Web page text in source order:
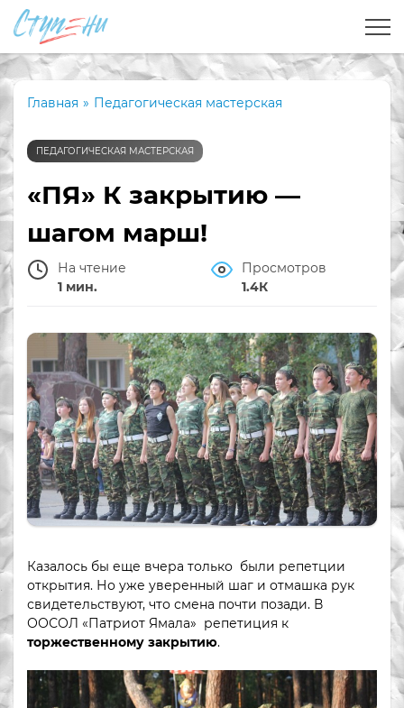
Главная » Педагогическая мастерская
ПЕДАГОГИЧЕСКАЯ МАСТЕРСКАЯ
«ПЯ» К закрытию —
шагом марш!
На чтение
1 мин.
Просмотров
1.4К
Казалось бы еще вчера только были репетции
открытия. Но уже уверенный шаг и отмашка рук
свидетельствуют, что смена почти позади. В
ООСОЛ «Патриот Ямала» репетиция к
торжественному закрытию.